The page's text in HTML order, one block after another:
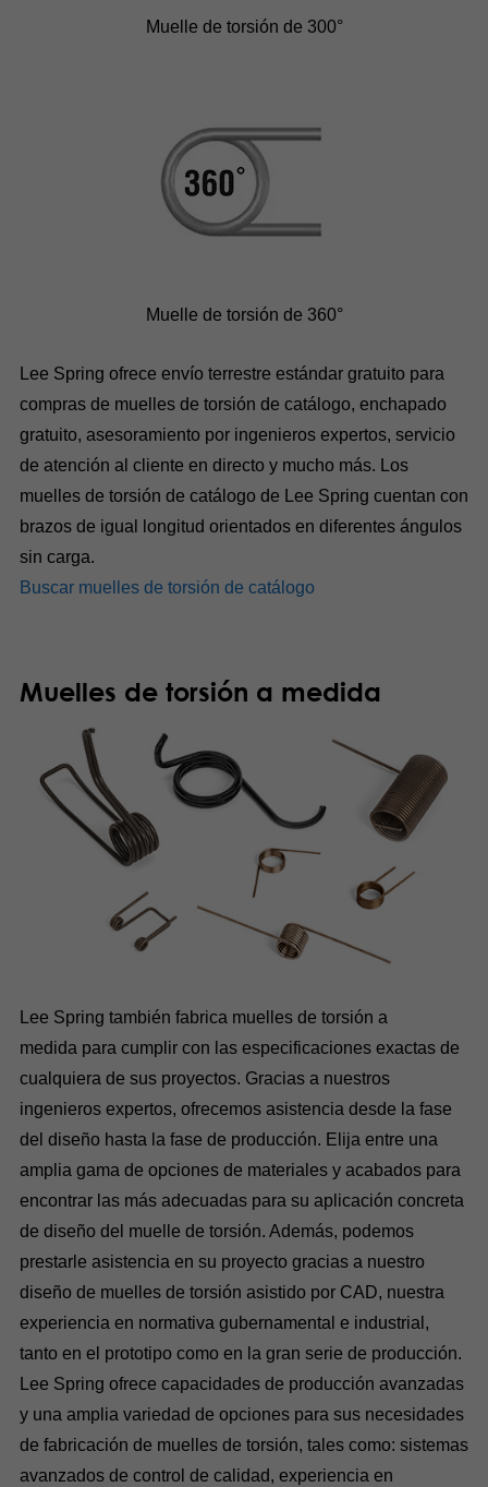
Muelle de torsión de 300°
Muelle de torsión de 360°
Lee Spring ofrece envío terrestre estándar gratuito para
compras de muelles de torsión de catálogo, enchapado
gratuito, asesoramiento por ingenieros expertos, servicio
de atención al cliente en directo y mucho más. Los
muelles de torsión de catálogo de Lee Spring cuentan con
brazos de igual longitud orientados en diferentes ángulos
sin carga.
Buscar muelles de torsión de catálogo
Muelles de torsión a medida
Lee Spring también fabrica muelles de torsión a
medida para cumplir con las especificaciones exactas de
cualquiera de sus proyectos. Gracias a nuestros
ingenieros expertos, ofrecemos asistencia desde la fase
del diseño hasta la fase de producción. Elija entre una
amplia gama de opciones de materiales y acabados para
encontrar las más adecuadas para su aplicación concreta
de diseño del muelle de torsión. Además, podemos
prestarle asistencia en su proyecto gracias a nuestro
diseño de muelles de torsión asistido por CAD, nuestra
experiencia en normativa gubernamental e industrial,
tanto en el prototipo como en la gran serie de producción.
Lee Spring ofrece capacidades de producción avanzadas
y una amplia variedad de opciones para sus necesidades
de fabricación de muelles de torsión, tales como: sistemas
avanzados de control de calidad, experiencia en